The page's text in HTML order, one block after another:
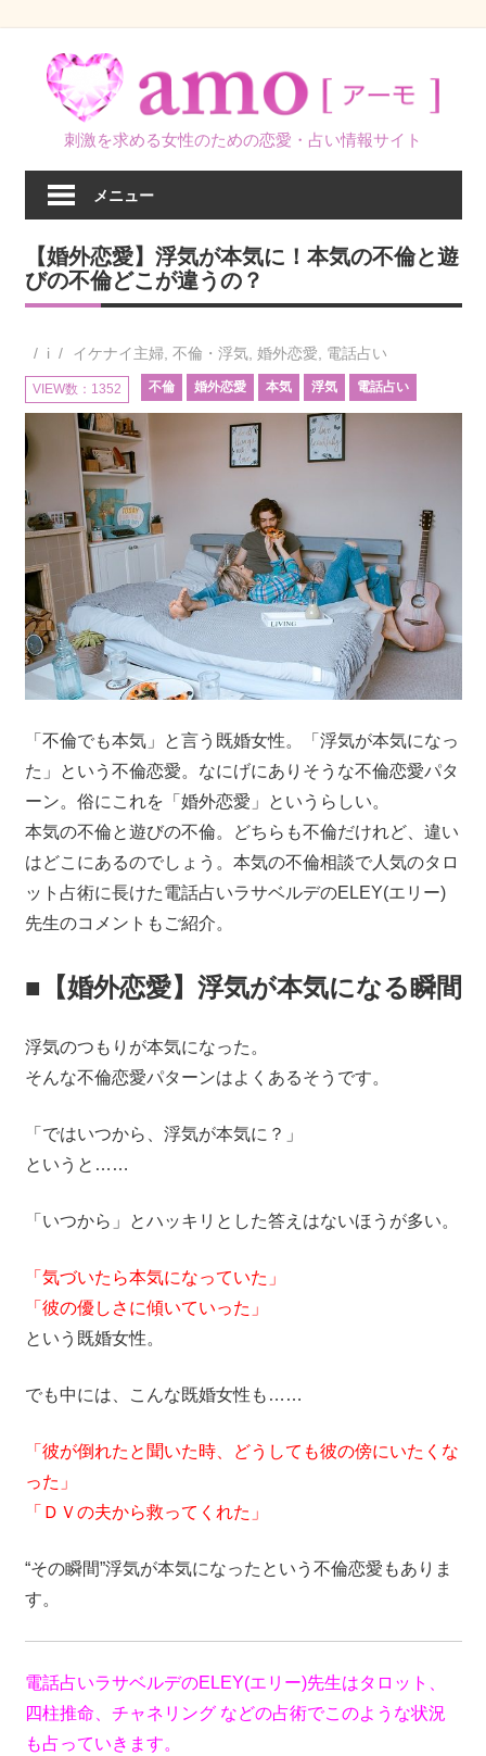
刺激を求める女性のための恋愛・占い情報サイト
メニュー
【婚外恋愛】浮気が本気に！本気の不倫と遊
びの不倫どこが違うの？
i イケナイ主婦, 不倫・浮気, 婚外恋愛 電話占い
VIEW数：1352 不倫 婚外恋愛 本気 浮気 電話占い
「不倫でも本気」と言う既婚女性。「浮気が本気になっ
た」という不倫恋愛。なにげにありそうな不倫恋愛パタ
ーン。俗にこれを「婚外恋愛」というらしい。
本気の不倫と遊びの不倫。どちらも不倫だけれど、違い
はどこにあるのでしょう。本気の不倫相談で人気のタロ
ット占術に長けた電話占いラサベルデのELEY(エリー)
先生のコメントもご紹介。
■【婚外恋愛】浮気が本気になる瞬間
浮気のつもりが本気になった。
そんな不倫恋愛パターンはよくあるそうです。
「ではいつから、浮気が本気に？」
というと……
「いつから」とハッキリとした答えはないほうが多い。
「気づいたら本気になっていた」
「彼の優しさに傾いていった」
という既婚女性。
でも中には、こんな既婚女性も……
「彼が倒れたと聞いた時、どうしても彼の傍にいたくな
った」
「ＤＶの夫から救ってくれた」
“その瞬間”浮気が本気になったという不倫恋愛もありま
す。
電話占いラサベルデのELEY(エリー)先生はタロット、
四柱推命、チャネリング などの占術でこのような状況
も占っていきます。